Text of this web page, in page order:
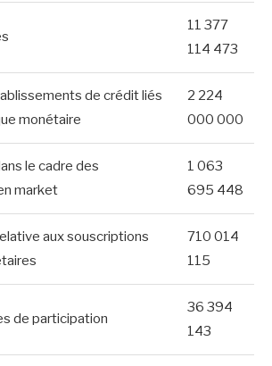
11 377
114 473
de crédit liés
monétaire
2 224
000 000
le cadre des
market
1 063
695 448
aux souscriptions
710 014
115
de participation
36 394
143